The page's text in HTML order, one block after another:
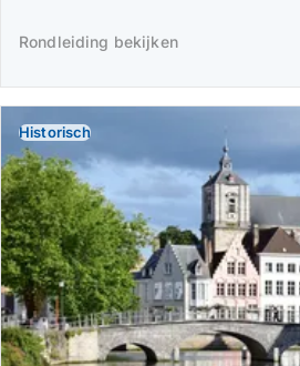
Rondleiding bekijken
Historisch